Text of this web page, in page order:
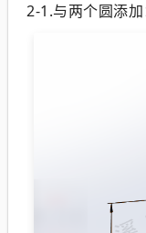
2-1.与两个圆添加